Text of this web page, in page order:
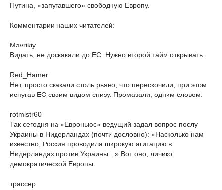
Путина, «запугавшего» свободную Европу.
Комментарии наших читателей:
Mavrikiy
Видать, не доскакали до ЕС. Нужно второй тайм открывать.
Red_Hamer
Нет, просто скакали столь рьяно, что перескочили, при этом
испугав ЕС своим видом снизу. Промазали, одним словом.
rotmistr60
Так сегодня на «Евроньюс» ведущий задал вопрос послу
Украины в Нидерландах (почти дословно): «Насколько нам
известно, Россия проводила широкую агитацию в
Нидерландах против Украины…» Вот оно, личико
демократической Европы.
трассер